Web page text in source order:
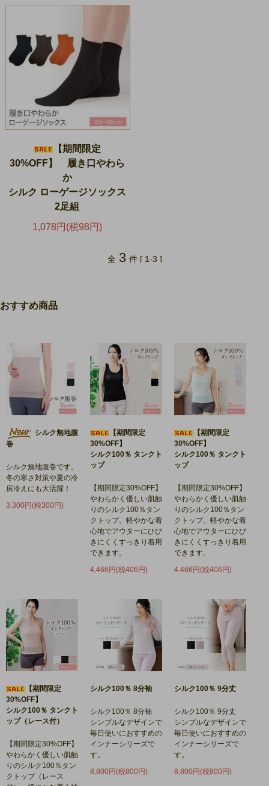
【期間限定
30%OFF】 履き口やわら
か
シルク ローゲージソックス
2足組
1,078円(税98円)
全 3 件 [ 1-3 ]
おすすめ商品
シルク無地腹
巻
シルク無地腹巻です。
冬の寒さ対策や夏の冷
房冷えにも大活躍！
3,300円(税300円)
【期間限定
30%OFF】
シルク100％ タンクト
ップ
【期間限定30%OFF】
やわらかく優しい肌触
りのシルク100％タン
クトップ。軽やかな着
心地でアウターにひび
きにくくすっきり着用
できます。
4,466円(税406円)
【期間限定
30%OFF】
シルク100％ タンクト
ップ
【期間限定30%OFF】
やわらかく優しい肌触
りのシルク100％タン
クトップ。軽やかな着
心地でアウターにひび
きにくくすっきり着用
できます。
4,466円(税406円)
【期間限定
30%OFF】
シルク100％ タンクト
ップ（レース付）
【期間限定30%OFF】
やわらかく優しい肌触
りのシルク100％タン
クトップ（レース
シルク100％ 8分袖
シルク100％ 8分袖
シンプルなデザインで
毎日使いにおすすめの
インナーシリーズで
す。
8,800円(税800円)
シルク100％ 9分丈
シルク100％ 9分丈
シンプルなデザインで
毎日使いにおすすめの
インナーシリーズで
す。
8,800円(税800円)